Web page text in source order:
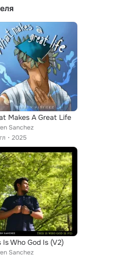
Makes A Great Life
Sanchez
2025
Is Who God Is (V2)
Sanchez